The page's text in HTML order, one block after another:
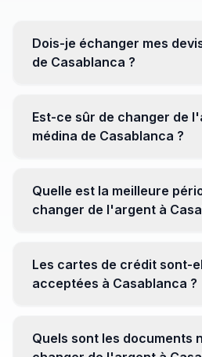
Dois-je échanger mes
de Casablanca ?
être moins avantageux.
bureaux de change en ville pour
Est-ce sûr de changer de
médina de Casablanca ?
établissements réputés pour
Quelle est la meilleure
changer de l'argent à
soyez attentif aux fluctuations
de vos devises.
Les cartes de crédit sont-
acceptées à Casablanca ?
Cependant, avoir un peu de
Quels sont les documents